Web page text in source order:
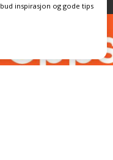
inspirasjon og gode tips